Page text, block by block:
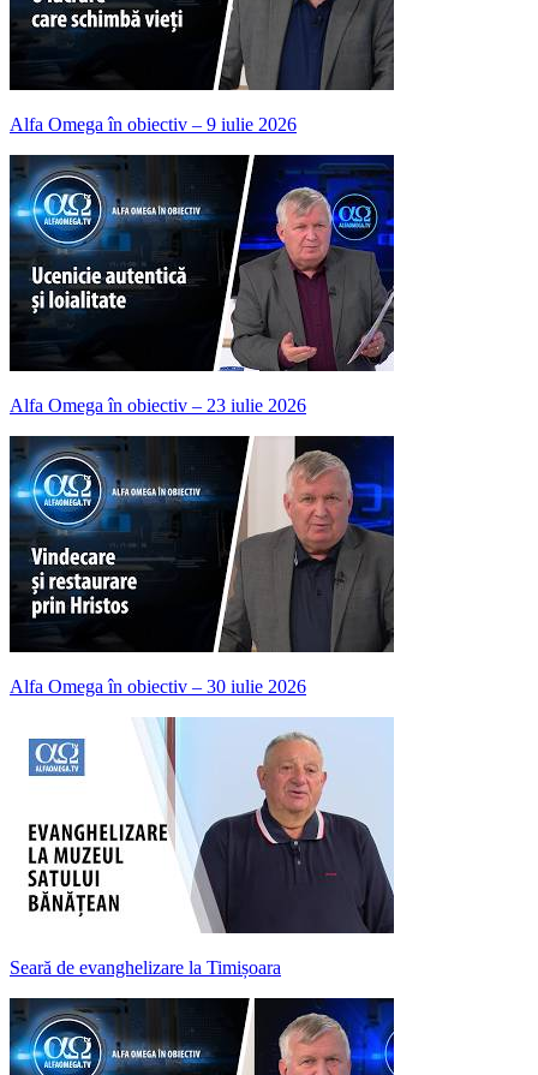
Alfa Omega în obiectiv – 9 iulie 2026
Alfa Omega în obiectiv – 23 iulie 2026
Alfa Omega în obiectiv – 30 iulie 2026
Seară de evanghelizare la Timișoara